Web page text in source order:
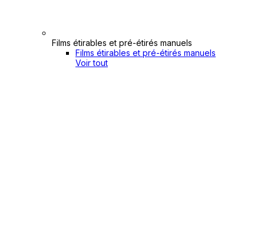
Films étirables et pré-étirés manuels
Films étirables et pré-étirés manuels
Voir tout